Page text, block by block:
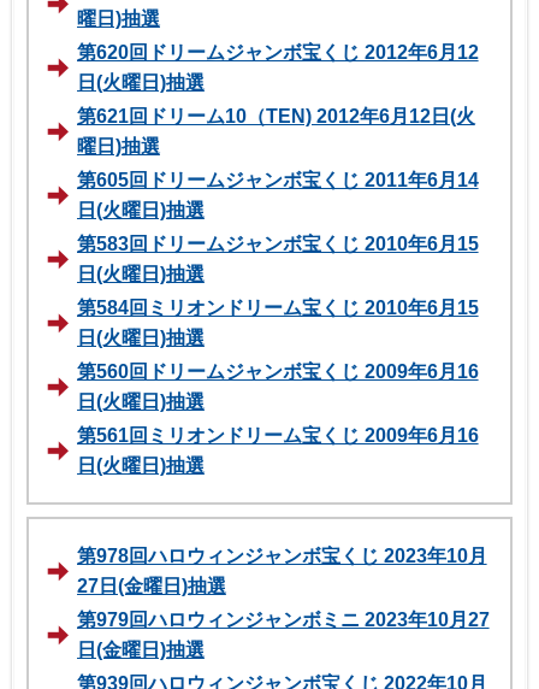
曜日)抽選
第620回ドリームジャンボ宝くじ 2012年6月12
日(火曜日)抽選
第621回ドリーム10（TEN) 2012年6月12日(火
曜日)抽選
第605回ドリームジャンボ宝くじ 2011年6月14
日(火曜日)抽選
第583回ドリームジャンボ宝くじ 2010年6月15
日(火曜日)抽選
第584回ミリオンドリーム宝くじ 2010年6月15
日(火曜日)抽選
第560回ドリームジャンボ宝くじ 2009年6月16
日(火曜日)抽選
第561回ミリオンドリーム宝くじ 2009年6月16
日(火曜日)抽選
第978回ハロウィンジャンボ宝くじ 2023年10月
27日(金曜日)抽選
第979回ハロウィンジャンボミニ 2023年10月27
日(金曜日)抽選
第939回ハロウィンジャンボ宝くじ 2022年10月